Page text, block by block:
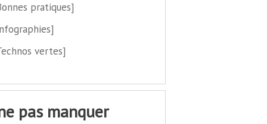
pratiques]
vertes]
ne pas manquer